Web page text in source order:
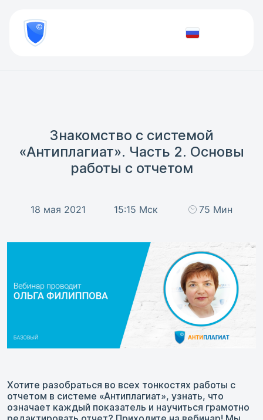
800
777-
81-Проверить
Знакомство с системой
«Антиплагиат». Часть 2. Основы
работы с отчетом
18 мая 2021 15:15 Мск 75 Мин
Хотите разобраться во всех тонкостях работы с
отчетом в системе «Антиплагиат», узнать, что
означает каждый показатель и научиться грамотно